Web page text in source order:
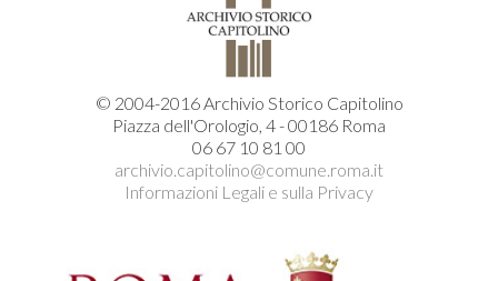
© 2004-2016 Archivio Storico Capitolino
Piazza dell'Orologio, 4 - 00186 Roma
06 67 10 81 00
archivio.capitolino@comune.roma.it
Informazioni Legali e sulla Privacy